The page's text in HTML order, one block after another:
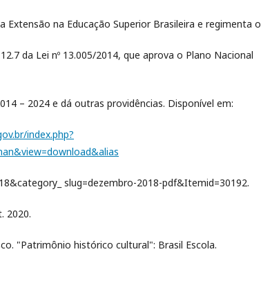
Extensão na Educação Superior Brasileira e regimenta o
da Lei nº 13.005/2014, que aprova o Plano Nacional
– 2024 e dá outras providências. Disponível em:
index.php?
slug=dezembro-2018-pdf&Itemid=30192.
2020.
"Patrimônio histórico cultural": Brasil Escola.